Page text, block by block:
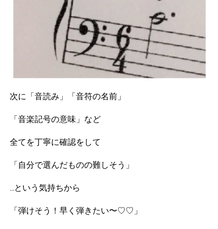
次に「音読み」「音符の名前」
「音楽記号の意味」など
全てを丁寧に確認をして
「自分で選んだものの難しそう」
…という気持ちから
「弾けそう！早く弾きたい〜♡♡」